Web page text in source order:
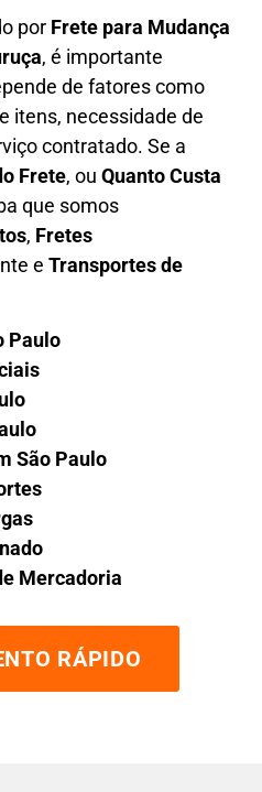
por Frete para Mudança
, é importante
de fatores como
itens, necessidade de
contratado. Se a
Frete, ou Quanto Custa
que somos
, Fretes
e Transportes de
Paulo
São Paulo
Mercadoria
RÁPIDO